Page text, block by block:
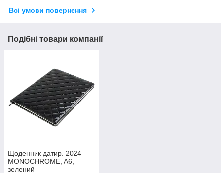
Всі умови повернення
Подібні товари компанії
Щоденник датир. 2024
MONOCHROME, A6,
зелений